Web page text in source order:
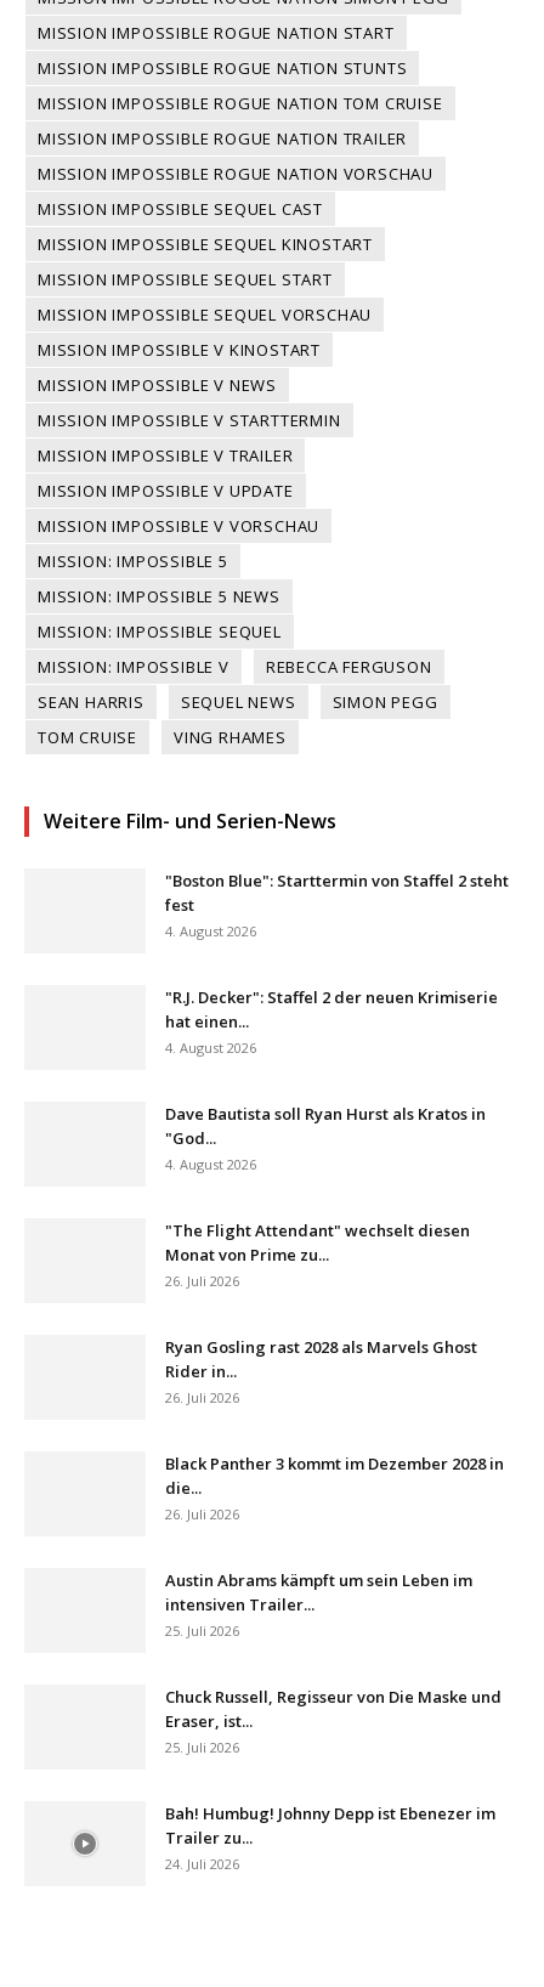
MISSION IMPOSSIBLE ROGUE NATION START
MISSION IMPOSSIBLE ROGUE NATION STUNTS
MISSION IMPOSSIBLE ROGUE NATION TOM CRUISE
MISSION IMPOSSIBLE ROGUE NATION TRAILER
MISSION IMPOSSIBLE ROGUE NATION VORSCHAU
MISSION IMPOSSIBLE SEQUEL CAST
MISSION IMPOSSIBLE SEQUEL KINOSTART
MISSION IMPOSSIBLE SEQUEL START
MISSION IMPOSSIBLE SEQUEL VORSCHAU
MISSION IMPOSSIBLE V KINOSTART
MISSION IMPOSSIBLE V NEWS
MISSION IMPOSSIBLE V STARTTERMIN
MISSION IMPOSSIBLE V TRAILER
MISSION IMPOSSIBLE V UPDATE
MISSION IMPOSSIBLE V VORSCHAU
MISSION: IMPOSSIBLE 5
MISSION: IMPOSSIBLE 5 NEWS
MISSION: IMPOSSIBLE SEQUEL
MISSION: IMPOSSIBLE V
REBECCA FERGUSON
SEAN HARRIS
SEQUEL NEWS
SIMON PEGG
TOM CRUISE
VING RHAMES
Weitere Film- und Serien-News
"Boston Blue": Starttermin von Staffel 2 steht
fest
4. August 2026
"R.J. Decker": Staffel 2 der neuen Krimiserie
hat einen...
4. August 2026
Dave Bautista soll Ryan Hurst als Kratos in
"God...
4. August 2026
"The Flight Attendant" wechselt diesen
Monat von Prime zu...
26. Juli 2026
Ryan Gosling rast 2028 als Marvels Ghost
Rider in...
26. Juli 2026
Black Panther 3 kommt im Dezember 2028 in
die...
26. Juli 2026
Austin Abrams kämpft um sein Leben im
intensiven Trailer...
25. Juli 2026
Chuck Russell, Regisseur von Die Maske und
Eraser, ist...
25. Juli 2026
Bah! Humbug! Johnny Depp ist Ebenezer im
Trailer zu...
24. Juli 2026